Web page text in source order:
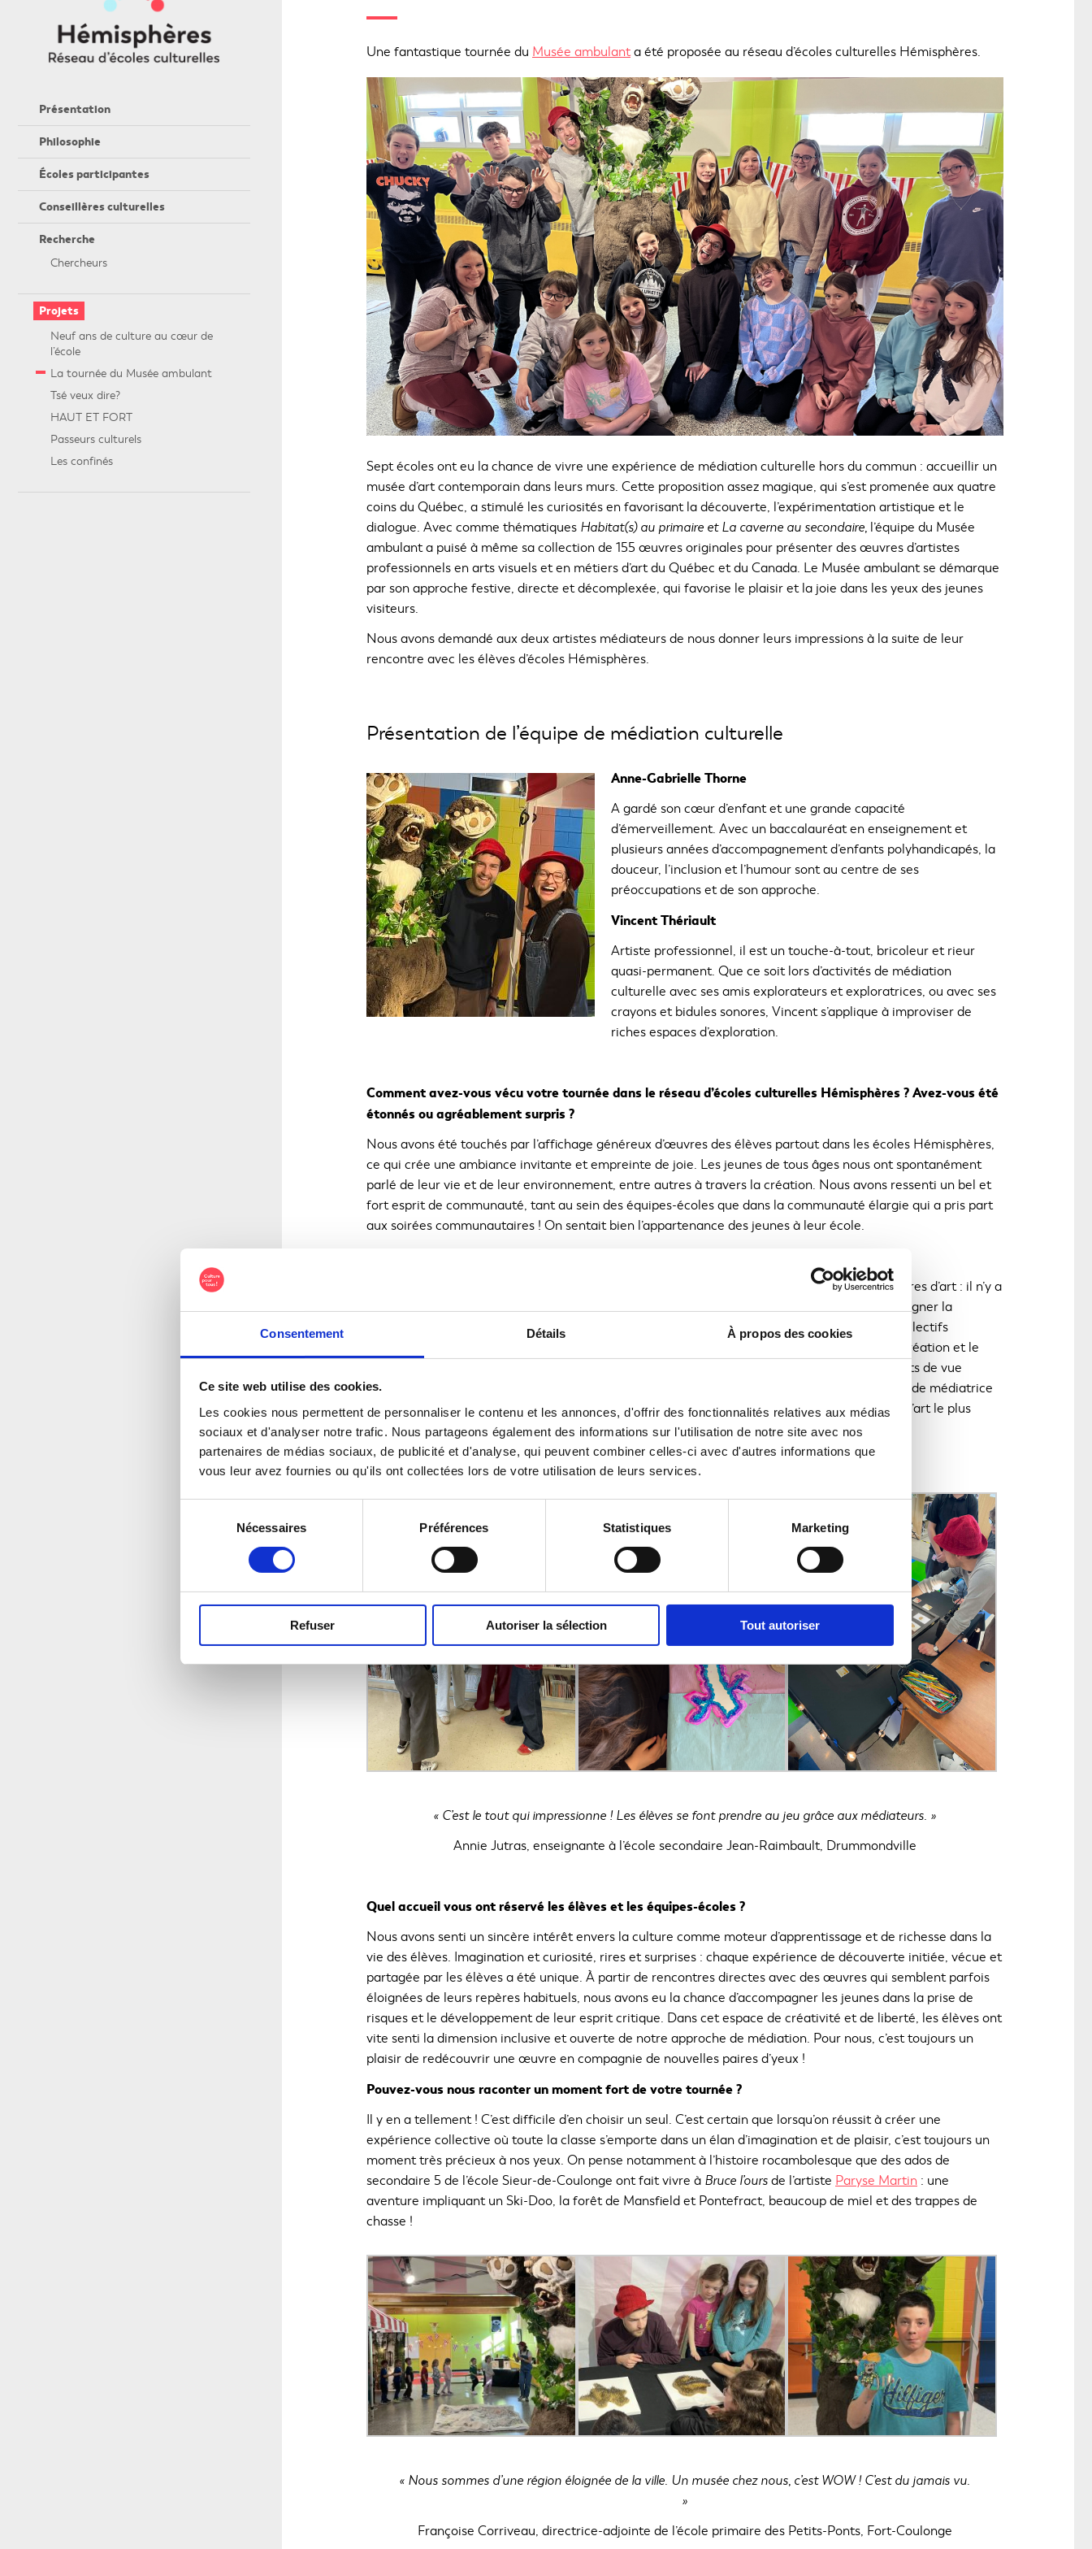
Ce
s'ouvrira
dans
nouvelle
fenêtre
Consentement Détails À propos des cookies
Ce site web utilise des cookies.
Les cookies nous permettent de personnaliser le contenu et les annonces, d'offrir des fonctionnalités relatives aux médias
sociaux et d'analyser notre trafic. Nous partageons également des informations sur l'utilisation de notre site avec nos
partenaires de médias sociaux, de publicité et d'analyse, qui peuvent combiner celles-ci avec d'autres informations que
vous leur avez fournies ou qu'ils ont collectées lors de votre utilisation de leurs services.
consentement
Nécessaires Préférences Statistiques Marketing
Refuser Autoriser la sélection Tout autoriser
Présentation
Philosophie
Écoles participantes
Conseillères culturelles
Recherche
Chercheurs
Projets
Neuf ans de culture au cœur de
l’école
La tournée du Musée ambulant
Tsé veux dire?
HAUT ET FORT
Passeurs culturels
Les confinés
Une fantastique tournée du Musée ambulanta été proposée au réseau d’écoles culturelles Hémisphères.
Sept écoles ont eu la chance de vivre une expérience de médiation culturelle hors du commun : accueillir un
musée d’art contemporain dans leurs murs. Cette proposition assez magique, qui s’est promenée aux quatre
coins du Québec, a stimulé les curiosités en favorisant la découverte, l’expérimentation artistique et le
dialogue. Avec comme thématiques Habitat(s) au primaire et La caverne au secondaire, l’équipe du Musée
ambulant a puisé à même sa collection de 155 œuvres originales pour présenter des œuvres d’artistes
professionnels en arts visuels et en métiers d’art du Québec et du Canada. Le Musée ambulant se démarque
par son approche festive, directe et décomplexée, qui favorise le plaisir et la joie dans les yeux des jeunes
visiteurs.
Nous avons demandé aux deux artistes médiateurs de nous donner leurs impressions à la suite de leur
rencontre avec les élèves d’écoles Hémisphères.
Présentation de l’équipe de médiation culturelle
Anne-Gabrielle Thorne
A gardé son cœur d’enfant et une grande capacité
d’émerveillement. Avec un baccalauréat en enseignement et
plusieurs années d’accompagnement d’enfants polyhandicapés, la
douceur, l’inclusion et l’humour sont au centre de ses
préoccupations et de son approche.
Vincent Thériault
Artiste professionnel, il est un touche-à-tout, bricoleur et rieur
quasi-permanent. Que ce soit lors d’activités de médiation
culturelle avec ses amis explorateurs et exploratrices, ou avec ses
crayons et bidules sonores, Vincent s’applique à improviser de
riches espaces d’exploration.
Comment avez-vous vécu votre tournée dans le réseau d’écoles culturelles Hémisphères ? Avez-vous été
étonnés ou agréablement surpris ?
Nous avons été touchés par l’affichage généreux d’œuvres des élèves partout dans les écoles Hémisphères,
ce qui crée une ambiance invitante et empreinte de joie. Les jeunes de tous âges nous ont spontanément
parlé de leur vie et de leur environnement, entre autres à travers la création. Nous avons ressenti un bel et
fort esprit de communauté, tant au sein des équipes-écoles que dans la communauté élargie qui a pris part
aux soirées communautaires ! On sentait bien l’appartenance des jeunes à leur école.
Au Musée ambulant, nous concevons la médiation comme indissociable de la diffusion d’œuvres d’art : il n’y a
jamais d’exposition sans des humains et humaines à chapeau, comme nous, pour en accompagner la
découverte ! Pour nous, le travail de médiation consiste à tisser du
commun,
des moments collectifs
Pour ce faire, nous utilisons tout autant la création et le
dialogue de groupe que le partage de nos expériences sensorielles : la différence de nos points de vue
devient une richesse qui nous amène ailleurs, collectivement et individuellement ! Notre rôle de médiatrice
ou de médiateur est d’orchestrer et de faciliter des espaces inclusifs et invitants pour rendre l’art le plus
accessible possible.
« C’est le tout qui impressionne ! Les élèves se font prendre au jeu grâce aux médiateurs. »
Annie Jutras, enseignante à l’école secondaire Jean-Raimbault, Drummondville
Quel accueil vous ont réservé les élèves et les équipes-écoles ?
Nous avons senti un sincère intérêt envers la culture comme moteur d’apprentissage et de richesse dans la
vie des élèves. Imagination et curiosité, rires et surprises : chaque expérience de découverte initiée, vécue et
partagée par les élèves a été unique. À partir de rencontres directes avec des œuvres qui semblent parfois
éloignées de leurs repères habituels, nous avons eu la chance d’accompagner les jeunes dans la prise de
risques et le développement de leur esprit critique. Dans cet espace de créativité et de liberté, les élèves ont
vite senti la dimension inclusive et ouverte de notre approche de médiation. Pour nous, c’est toujours un
plaisir de redécouvrir une œuvre en compagnie de nouvelles paires d’yeux !
Pouvez-vous nous raconter un moment fort de votre tournée ?
Il y en a tellement ! C’est difficile d’en choisir un seul. C’est certain que lorsqu’on réussit à créer une
expérience collective où toute la classe s’emporte dans un élan d’imagination et de plaisir, c’est toujours un
moment très précieux à nos yeux. On pense notamment à l’histoire rocambolesque que des ados de
secondaire 5 de l’école Sieur-de-Coulonge ont fait vivre à Bruce l’ours de l’artiste Paryse Martin : une
aventure impliquant un Ski-Doo, la forêt de Mansfield et Pontefract, beaucoup de miel et des trappes de
chasse !
« Nous sommes d’une région éloignée de la ville. Un musée chez nous, c’est WOW ! C’est du jamais vu.
»
Françoise Corriveau, directrice-adjointe de l’école primaire des Petits-Ponts, Fort-Coulonge